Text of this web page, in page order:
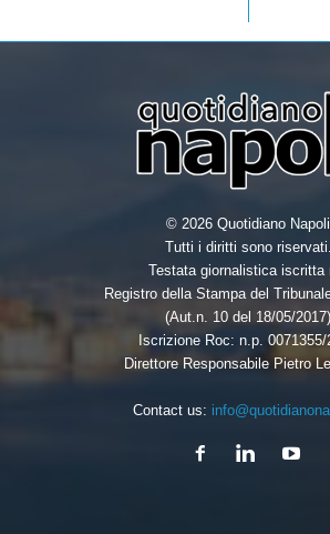
© 2026 Quotidiano Napoli
Tutti i diritti sono riservati.
Testata giornalistica iscritta
Registro della Stampa del
(Aut.n. 10 del 18/05/2017)
Iscrizione Roc: n.p. 0071355/
Direttore Responsabile Pietro
Contact us: